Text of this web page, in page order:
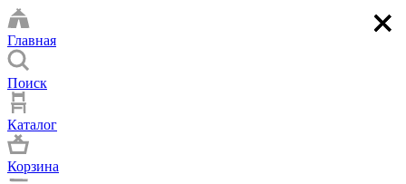
Главная
Поиск
Каталог
Корзина
×
×
×
×